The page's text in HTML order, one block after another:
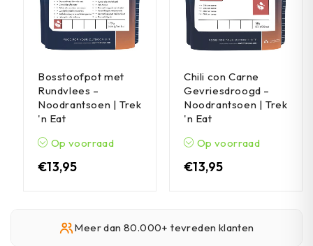
Bosstoofpot met
Rundvlees –
Noodrantsoen | Trek
'n Eat
Op voorraad
€13,95
Chili con Carne
Gevriesdroogd –
Noodrantsoen | Trek
'n Eat
Op voorraad
€13,95
Meer dan 80.000+ tevreden klanten